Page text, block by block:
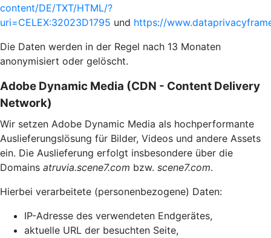
content/DE/TXT/HTML/?
uri=CELEX:32023D1795 und https://
Die Daten werden in der Regel nach 13 Monaten
anonymisiert oder gelöscht.
Adobe Dynamic Media (CDN - Content Delivery
Network)
Wir setzen Adobe Dynamic Media als hochperformante
Auslieferungslösung für Bilder, Videos und andere Assets
ein. Die Auslieferung erfolgt insbesondere über die
Domains atruvia.scene7.com bzw. scene7.com.
Hierbei verarbeitete (personenbezogene) Daten:
IP-Adresse des verwendeten Endgerätes,
aktuelle URL der besuchten Seite,